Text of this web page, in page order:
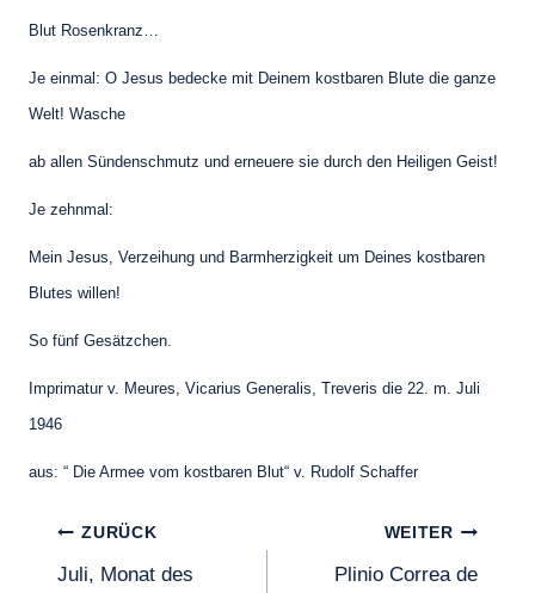
Blut Rosenkranz…
Je einmal: O Jesus bedecke mit Deinem kostbaren Blute die ganze
Welt! Wasche
ab allen Sündenschmutz und erneuere sie durch den Heiligen Geist!
Je zehnmal:
Mein Jesus, Verzeihung und Barmherzigkeit um Deines kostbaren
Blutes willen!
So fünf Gesätzchen.
Imprimatur v. Meures, Vicarius Generalis, Treveris die 22. m. Juli
1946
aus: “ Die Armee vom kostbaren Blut“ v. Rudolf Schaffer
Beitragsnavigation
ZURÜCK
Juli, Monat des
WEITER
Plinio Correa de